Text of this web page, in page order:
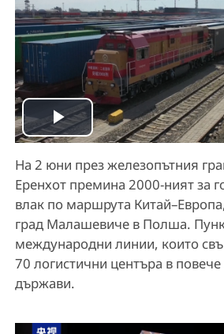
P
l
a
y
V
На 2 юни през железопътния
Еренхот премина 2000-ният за
влак по маршрута
град Малашевиче в Полша.
международни линии, които
70 логистични центъра в
държави.